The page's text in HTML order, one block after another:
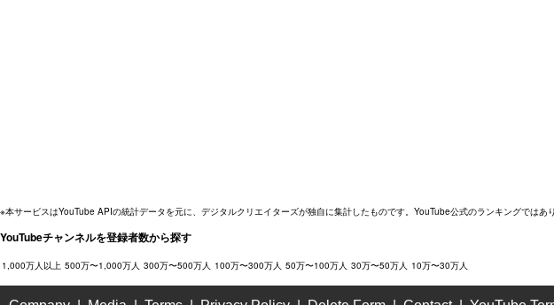
※本サービスはYouTube APIの統計データを元に、デジタルクリエイターズが独自に集計したものです。YouTube公式のランキングではあり
YouTubeチャンネルを登録者数から探す
1,000万人以上 500万〜1,000万人 300万〜500万人 100万〜300万人 50万〜100万人 30万〜50万人 10万〜30万人